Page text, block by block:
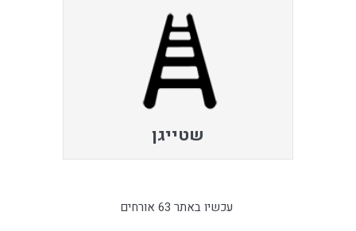
שטייגן
עכשיו באתר 63 אורחים